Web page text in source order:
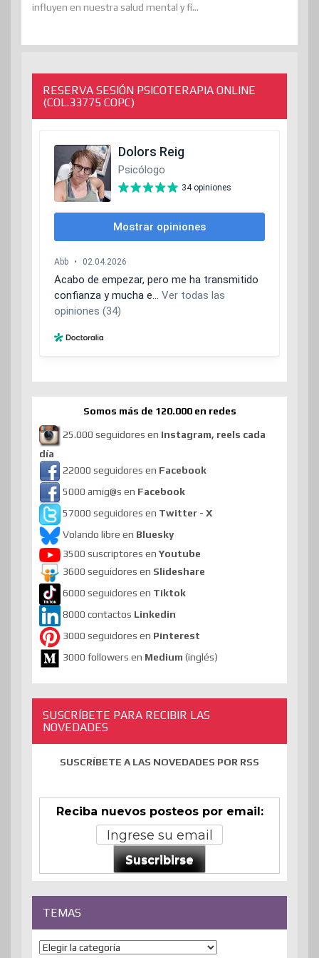
influyen en nuestra salud mental y fí...
RESERVA SESIÓN PSICOTERAPIA ONLINE
(COL.33775 COPC)
Somos más de 120.000 en redes
25.000 seguidores en Instagram, reels cada
día
22000 seguidores en Facebook
5000 amig@s en Facebook
57000 seguidores en Twitter - X
Volando libre en Bluesky
3500 suscriptores en Youtube
3600 seguidores en Slideshare
6000 seguidores en Tiktok
8000 contactos Linkedin
3000 seguidores en Pinterest
3000 followers en Medium (inglés)
SUSCRÍBETE PARA RECIBIR LAS
NOVEDADES
SUSCRÍBETE A LAS NOVEDADES POR RSS
Reciba nuevos posteos por email:
Suscribirse
TEMAS
Temas